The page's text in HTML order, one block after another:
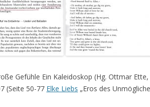
Gefühle Ein Kaleidoskop (Hg. Ottmar
(Seite 50-77 Elke Liebs „Eros des